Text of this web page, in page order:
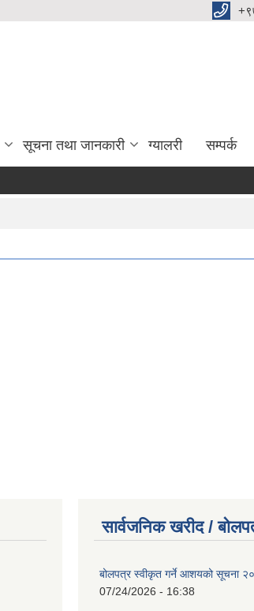
सूचना तथा जानकारी ग्यालरी सम्पर्क
सार्वजनिक खरीद /
बोलपत्र स्वीकृत गर्ने आशयको सूचना
07/24/2026 - 16:38